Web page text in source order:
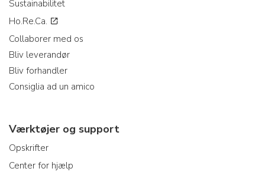
Sustainabilitet
Ho.Re.Ca.
Collaborer med os
Bliv leverandør
Bliv forhandler
Consiglia ad un amico
Værktøjer og support
Opskrifter
Center for hjælp